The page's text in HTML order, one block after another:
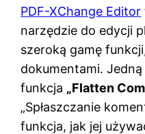
PDF-XChange Editor
narzędzie do edycji
szeroką gamę
dokumentami.
funkcja „Flatten
„Spłaszczanie
funkcja, jak jej